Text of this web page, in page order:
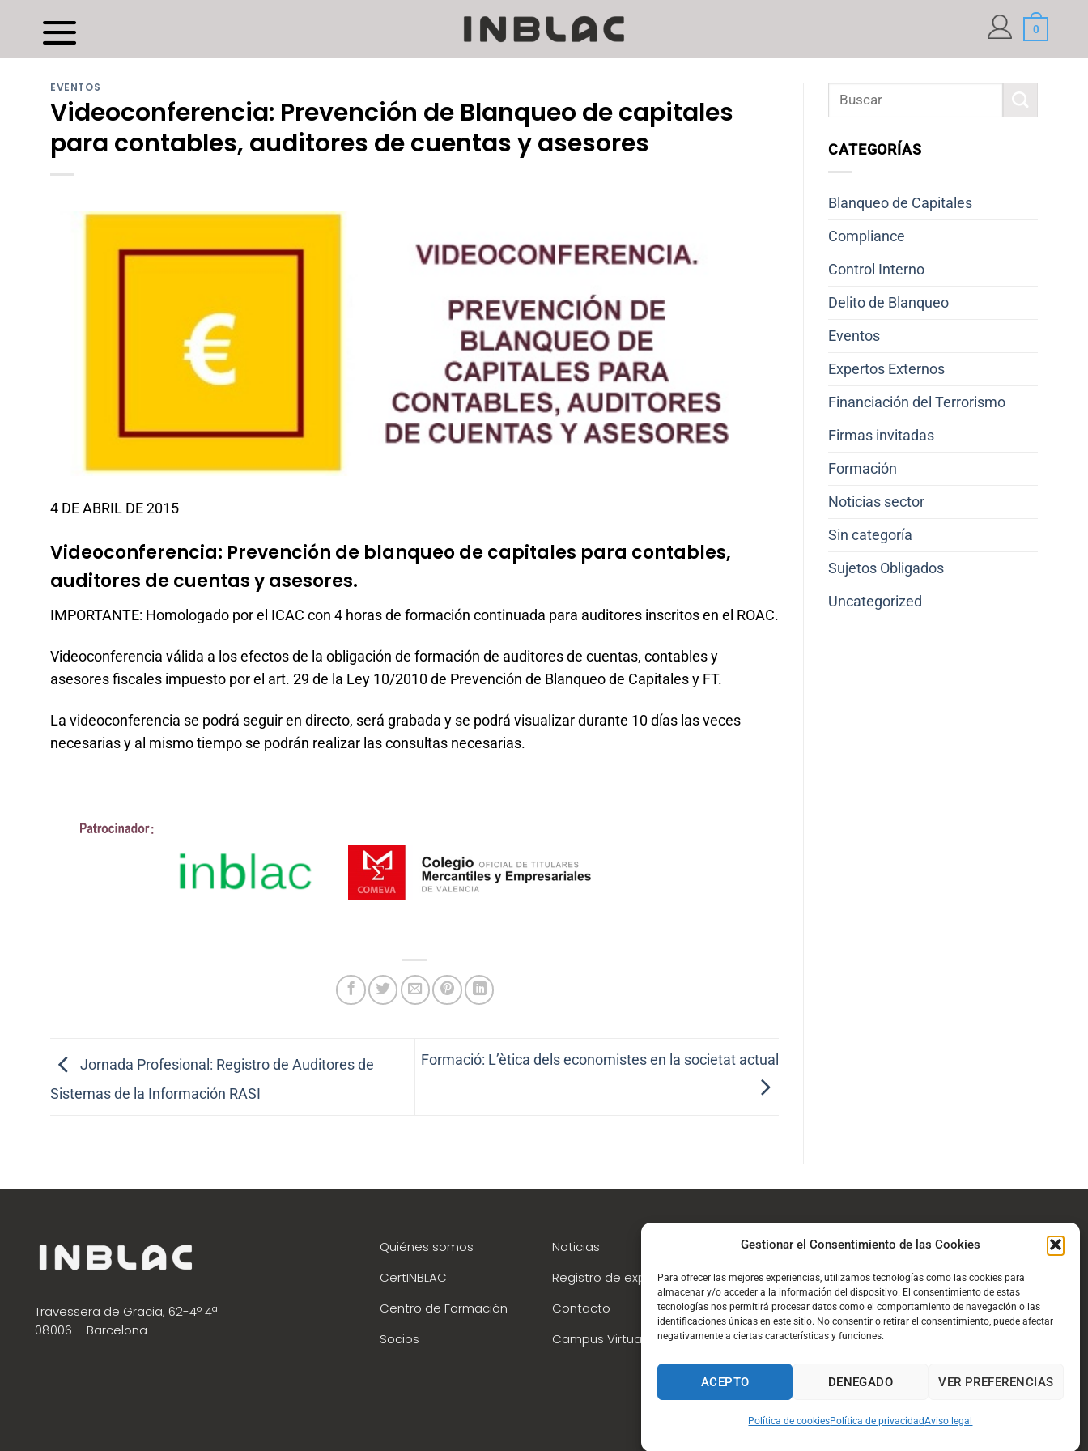
Gestionar el Consentimiento de las Cookies
Para ofrecer las mejores experiencias, utilizamos tecnologías como las cookies para
almacenar y/o acceder a la información del dispositivo. El consentimiento de estas
tecnologías nos permitirá procesar datos como el comportamiento de navegación o las
identificaciones únicas en este sitio. No consentir o retirar el consentimiento, puede afectar
negativamente a ciertas características y funciones.
ACEPTO DENEGADO VER PREFERENCIAS
Política de cookiesPolítica de privacidadAviso legal
contenido
0
EVENTOS
Videoconferencia: Prevención de Blanqueo de capitales
para contables, auditores de cuentas y asesores
4 DE ABRIL DE 2015
Videoconferencia: Prevención de blanqueo de capitales para contables,
auditores de cuentas y asesores.
IMPORTANTE: Homologado por el ICAC con 4 horas de formación continuada para auditores inscritos en el ROAC.
Videoconferencia válida a los efectos de la obligación de formación de auditores de cuentas, contables y
asesores fiscales impuesto por el art. 29 de la Ley 10/2010 de Prevención de Blanqueo de Capitales y FT.
La videoconferencia se podrá seguir en directo, será grabada y se podrá visualizar durante 10 días las veces
necesarias y al mismo tiempo se podrán realizar las consultas necesarias.
Jornada Profesional: Registro de Auditores de
Sistemas de la Información RASI
Formació: L’ètica dels economistes en la societat actual
CATEGORÍAS
Blanqueo de Capitales
Compliance
Control Interno
Delito de Blanqueo
Eventos
Expertos Externos
Financiación del Terrorismo
Firmas invitadas
Formación
Noticias sector
Sin categoría
Sujetos Obligados
Uncategorized
Travessera de Gracia, 62-4º 4ª
08006 – Barcelona
Quiénes somos
CertINBLAC
Centro de Formación
Socios
Noticias
Registro de expertos
Contacto
Campus Virtual
PBC/FT
aviso legal y condiciones de uso
Visa PayPal Stripe